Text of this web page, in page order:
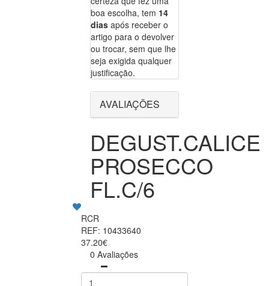
boa escolha, tem 14
dias após receber o
artigo para o devolver
ou trocar, sem que lhe
seja exigida qualquer
justificação.
AVALIAÇÕES
DEGUST.CALICE
PROSECCO
FL.C/6
RCR
REF: 10433640
37.20€
0 Avaliações